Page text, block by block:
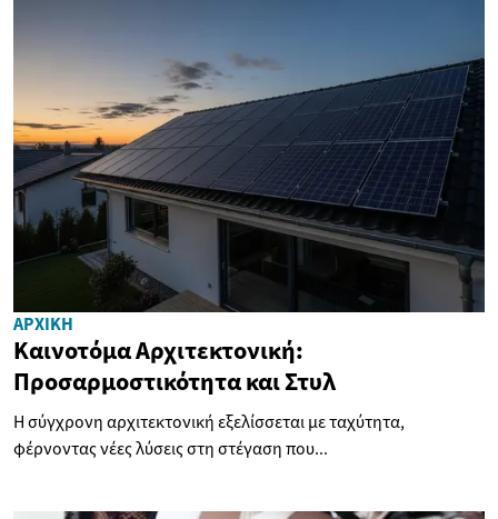
ΑΡΧΙΚΉ
Καινοτόμα Αρχιτεκτονική:
Προσαρμοστικότητα και Στυλ
Η σύγχρονη αρχιτεκτονική εξελίσσεται με ταχύτητα,
φέρνοντας νέες λύσεις στη στέγαση που...